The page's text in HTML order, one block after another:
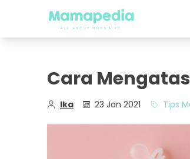
Cara
Ika 23 Jan 2021 Tips